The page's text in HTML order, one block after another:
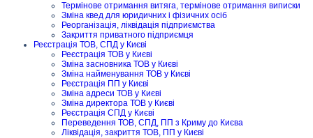
Термінове отримання витяга, термінове отримання виписки
Зміна квед для юридичних і фізичних осіб
Реорганізація, ліквідація підприємства
Закриття приватного підприємця
Реєстрація ТОВ, СПД у Києві
Реєстрація ТОВ у Києві
Зміна засновника ТОВ у Києві
Зміна найменування ТОВ у Києві
Реєстрація ПП у Києві
Зміна адреси ТОВ у Києві
Зміна директора ТОВ у Києві
Реєстрація СПД у Києві
Переведення ТОВ, СПД, ПП з Криму до Києва
Ліквідація, закриття ТОВ, ПП у Києві